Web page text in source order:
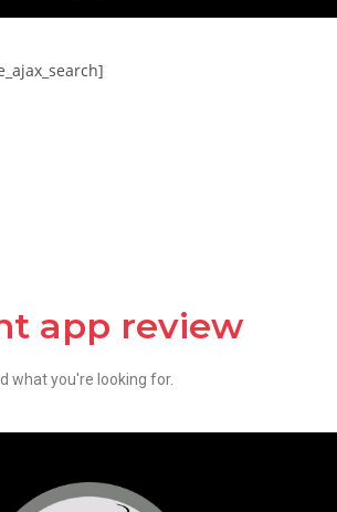
app review
what you're looking for.